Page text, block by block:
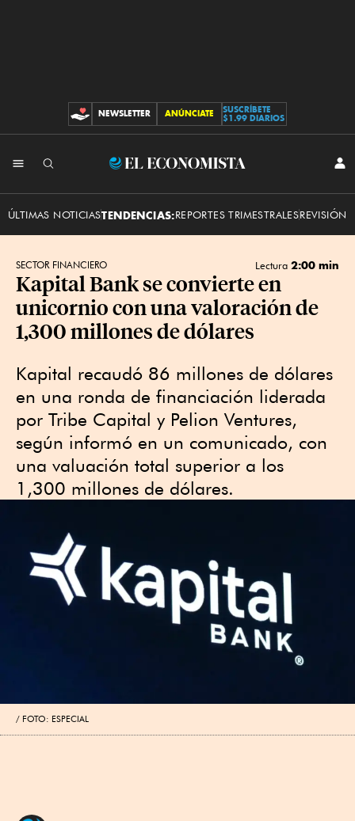
CONTRIBUCIONES
NEWSLETTER ANÚNCIATE
SUSCRÍBETE
$1.99 DIARIOS
El
ÚLTIMAS NOTICIASTENDENCIAS:REPORTES TRIMESTRALESREVISIÓN
SECTOR FINANCIERO Lectura 2:00 min
Kapital Bank se convierte en
unicornio con una valoración de
1,300 millones de dólares
Kapital recaudó 86 millones de dólares
en una ronda de financiación liderada
por Tribe Capital y Pelion Ventures,
según informó en un comunicado, con
una valuación total superior a los
1,300 millones de dólares.
FOTO: ESPECIAL